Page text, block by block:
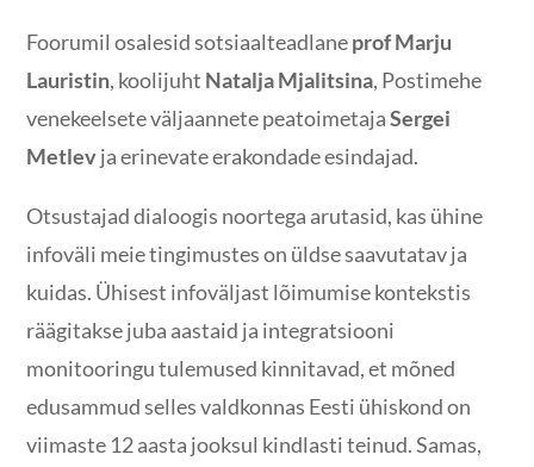
Foorumil osalesid sotsiaalteadlaneprof Marju
Lauristin, koolijuht Natalja Mjalitsina, Postimehe
venekeelsete väljaannete peatoimetajaSergei
Metlevja erinevate erakondade esindajad.
Otsustajad dialoogis noortega arutasid, kas ühine
infoväli meie tingimustes on üldse saavutatav ja
kuidas. Ühisest infoväljast lõimumise kontekstis
räägitakse juba aastaid ja integratsiooni
monitooringu tulemused kinnitavad, et mõned
edusammud selles valdkonnas Eesti ühiskond on
viimaste 12 aasta jooksul kindlasti teinud. Samas,